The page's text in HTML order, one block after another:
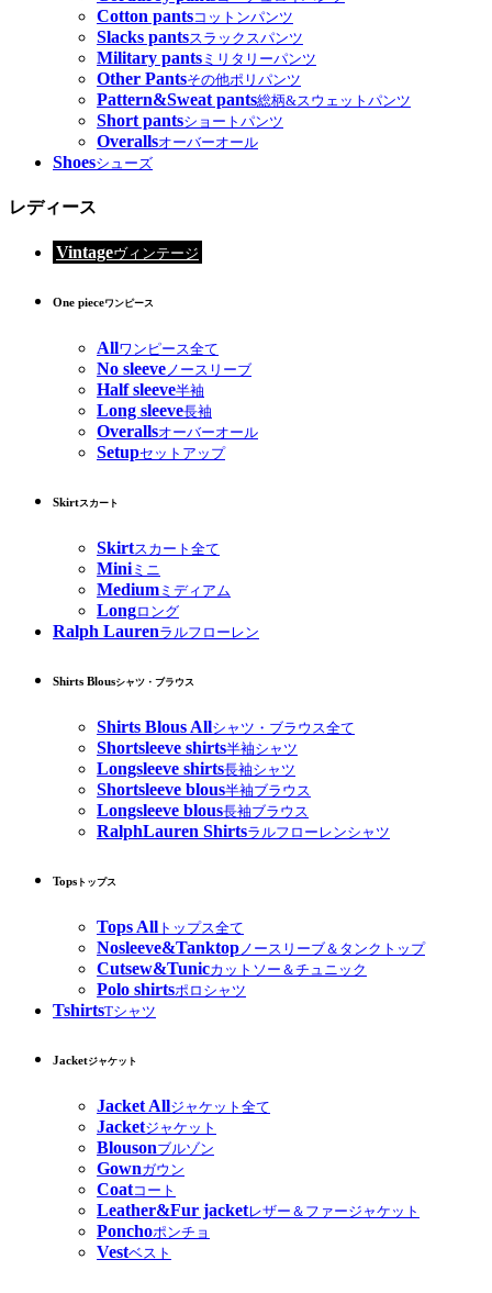
Cotton pantsコットンパンツ
Slacks pantsスラックスパンツ
Military pants ミリタリーパンツ
Other Pantsその他ポリパンツ
Pattern&Sweat pants総柄&スウェットパンツ
Short pantsショートパンツ
Overallsオーバーオール
Shoesシューズ
レディース
Vintageヴィンテージ
One pieceワンピース
Allワンピース全て
No sleeveノースリーブ
Half sleeve半袖
Long sleeve長袖
Overallsオーバーオール
Setupセットアップ
Skirtスカート
Skirtスカート全て
Miniミニ
Medium ミディアム
Longロング
Ralph Laurenラルフローレン
Shirts Blousシャツ・ブラウス
Shirts Blous Allシャツ・ブラウス全て
Shortsleeve shirts半袖シャツ
Longsleeve shirts長袖シャツ
Shortsleeve blous半袖ブラウス
Longsleeve blous長袖ブラウス
RalphLauren Shirtsラルフローレンシャツ
Tops トップス
Tops All トップス全て
Nosleeve&Tanktop ノースリーブ＆タンクトップ
Cutsew&Tunicカットソー＆チュニック
Polo shirtsポロシャツ
TshirtsTシャツ
Jacketジャケット
Jacket Allジャケット全て
Jacketジャケット
Blousonブルゾン
Gownガウン
Coatコート
Leather&Fur jacketレザー＆ファージャケット
Ponchoポンチョ
Vestベスト